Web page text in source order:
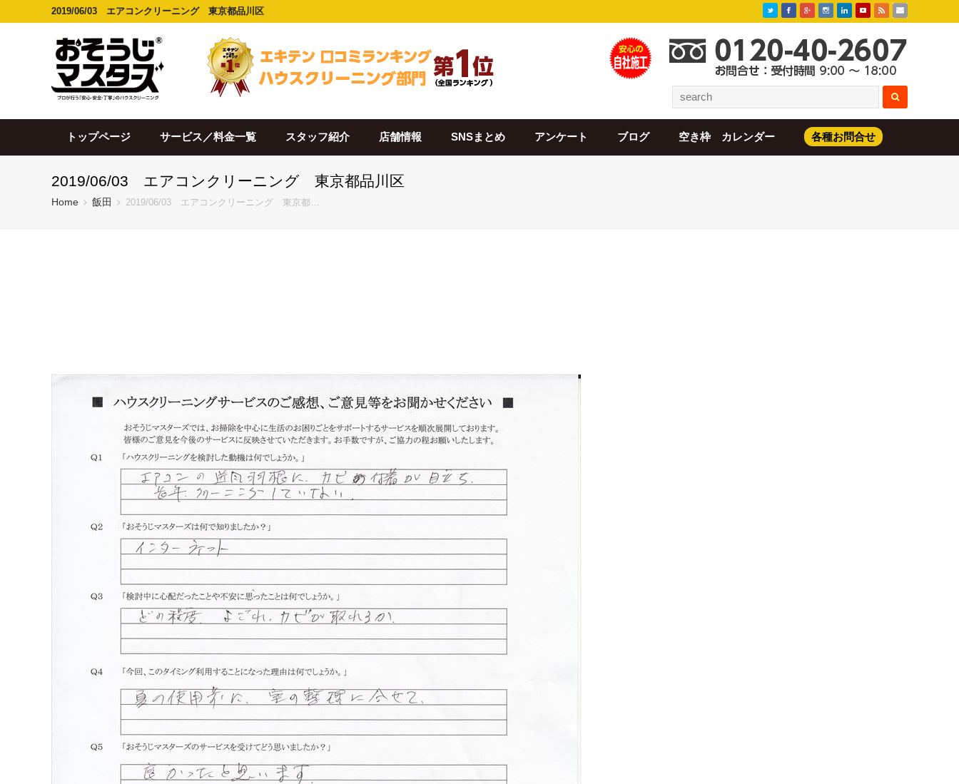
2019/06/03 エアコンクリーニング 東京都品川区
トップページ サービス／料金一覧 スタッフ紹介 店舗情報 SNSまとめ アンケート ブログ 空き枠 カレンダー 各種お問合せ
2019/06/03 エアコンクリーニング 東京都品川区
Home 飯田 2019/06/03 エアコンクリーニング 東京都…